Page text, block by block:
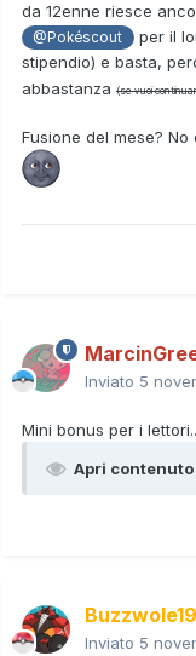
da 12enne riesce
@Pokéscout
per il
stipendio) e basta,
abbastanza (se vuoi
Fusione del mese?
Inviato 5
Mini bonus per i
Apri
Inviato 5